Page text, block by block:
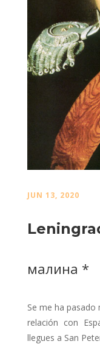
JUN 13, 2020
малина *
Se me ha
relación con
llegues a San